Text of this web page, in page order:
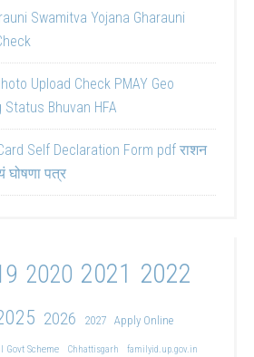
Swamitva Yojana Gharauni
Upload Check PMAY Geo
Status Bhuvan HFA
Self Declaration Form pdf राशन
घोषणा पत्र
2020 2021 2022
2026 2027 Apply Online
Govt Scheme Chhattisgarh familyid.up.gov.in